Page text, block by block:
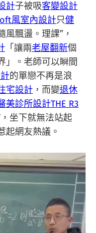
計子被吸客變設計
風室內設計只健
風飄盪。理課”，
「讓兩老屋翻新個
」。老師可以瞬間
的單戀不再是浪
宅設計 ，而變退休
美診所設計THE R3
坐下就無法站起
起網友熱議。